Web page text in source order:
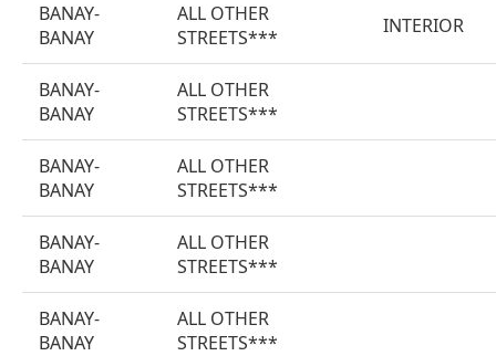
BANAY-
BANAY
ALL OTHER
STREETS***
INTERIOR
BANAY-
BANAY
ALL OTHER
STREETS***
BANAY-
BANAY
ALL OTHER
STREETS***
BANAY-
BANAY
ALL OTHER
STREETS***
BANAY-
BANAY
ALL OTHER
STREETS***